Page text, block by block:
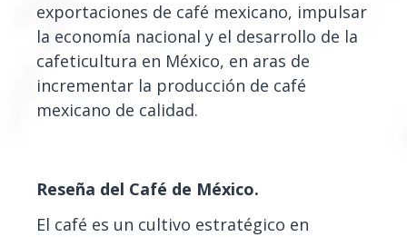
exportaciones de café mexicano, impulsar
la economía nacional y el desarrollo de la
cafeticultura en México, en aras de
incrementar la producción de café
mexicano de calidad.
Reseña del Café de México.
El café es un cultivo estratégico en